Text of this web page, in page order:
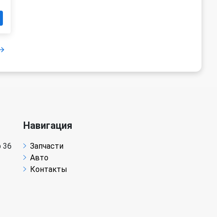
36
Навигация
Запчасти
Авто
Контакты